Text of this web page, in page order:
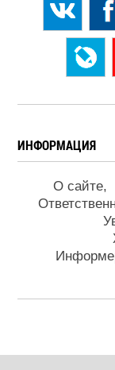
ИНФОРМАЦИЯ
О сайте